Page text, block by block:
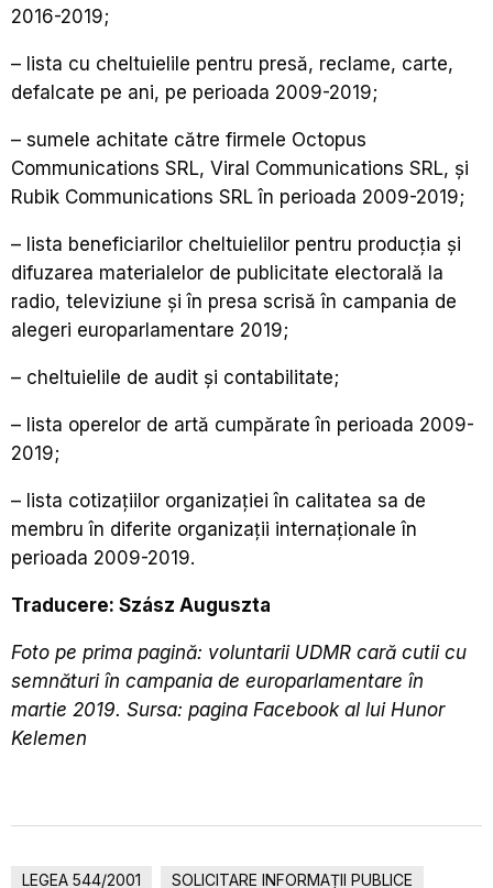
2016-2019;
– lista cu cheltuielile pentru presă, reclame, carte,
defalcate pe ani, pe perioada 2009-2019;
– sumele achitate către firmele Octopus
Communications SRL, Viral Communications SRL, și
Rubik Communications SRL în perioada 2009-2019;
– lista beneficiarilor cheltuielilor pentru producţia şi
difuzarea materialelor de publicitate electorală la
radio, televiziune şi în presa scrisă în campania de
alegeri europarlamentare 2019;
– cheltuielile de audit și contabilitate;
– lista operelor de artă cumpărate în perioada 2009-
2019;
– lista cotizațiilor organizației în calitatea sa de
membru în diferite organizații internaționale în
perioada 2009-2019.
Traducere: Szász Auguszta
Foto pe prima pagină: voluntarii UDMR cară cutii cu
semnături în campania de europarlamentare în
martie 2019. Sursa: pagina Facebook al lui Hunor
Kelemen
LEGEA 544/2001
SOLICITARE INFORMAȚII PUBLICE